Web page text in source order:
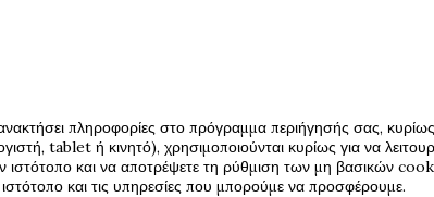
πληροφορίες στο πρόγραμμα περιήγησής σας,
tablet ή κινητό), χρησιμοποιούνται κυρίως για να
και να αποτρέψετε τη ρύθμιση των μη βασικών
και τις υπηρεσίες που μπορούμε να προσφέρουμε.